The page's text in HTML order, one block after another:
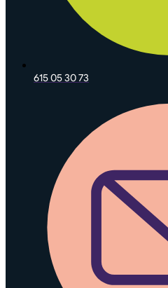
615 05 30 73